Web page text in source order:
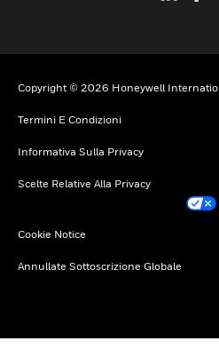
Copyright © 2026 Honeywell
Termini E Condizioni
Informativa Sulla Privacy
Scelte Relative Alla Privacy
Cookie Notice
Annullate Sottoscrizione Globale